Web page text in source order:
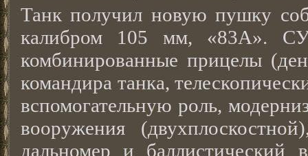
Танк получил новую пушку
калибром 105 мм, «83А».
комбинированные прицелы
командира танка,
вспомогательную роль,
вооружения
дальномер и баллистический